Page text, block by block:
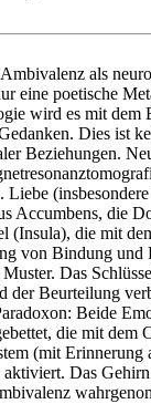
als
eine poetische
wird es mit
Dies ist
Beziehungen.
Accumbens, die
(Insula), die mit
von Bindung und
Das
der Beurteilung
Beide
die mit dem
(mit
Das